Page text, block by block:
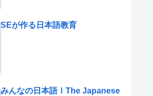
SEが作る日本語教育
みんなの日本語ⅠThe Japanese